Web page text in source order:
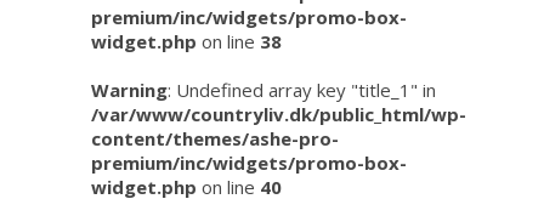
premium/inc/widgets/promo-box-
widget.php on line 38
Warning: Undefined array key "title_1" in
/var/www/countryliv.dk/public_html/wp-
content/themes/ashe-pro-
premium/inc/widgets/promo-box-
widget.php on line 40